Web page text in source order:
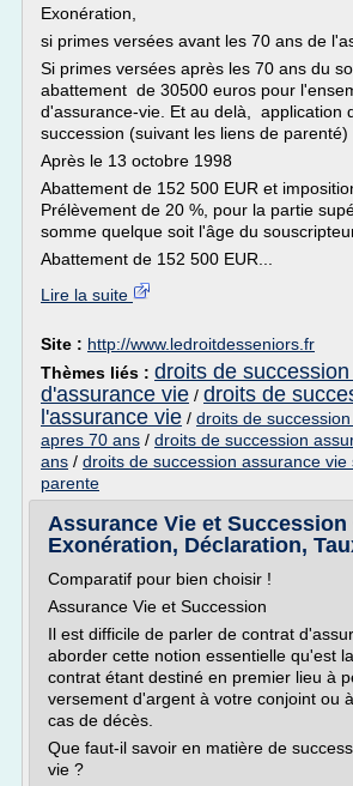
Exonération,
si primes versées avant les 70 ans de
Si primes versées après les 70 ans du
abattement de 30500 euros pour
d'assurance-vie. Et au delà, application
succession (suivant les liens de parenté)
Après le 13 octobre 1998
Abattement de 152 500 EUR et
Prélèvement de 20 %, pour la partie
somme quelque soit l'âge du
Abattement de 152 500 EUR...
Lire la suite
Site : http://www.ledroitdesseniors.fr
Thèmes liés : droits de
d'assurance vie / droits de
l'assurance vie / droits de
apres 70 ans / droits de succession
ans / droits de succession assurance vie
parente
Assurance Vie et Succession
Exonération, Déclaration,
Comparatif pour bien choisir !
Assurance Vie et Succession
Il est difficile de parler de contrat
aborder cette notion essentielle qu'est
contrat étant destiné en premier lieu à
versement d'argent à votre conjoint ou
cas de décès.
Que faut-il savoir en matière de
vie ?